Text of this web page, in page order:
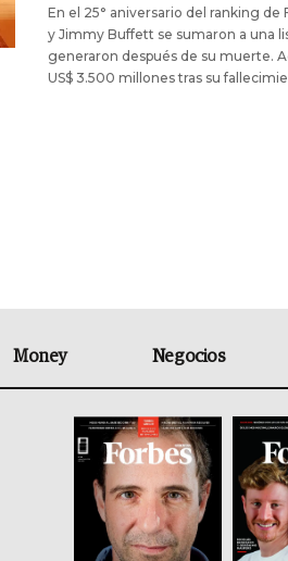
En el 25° aniversario del ranking de
y Jimmy Buffett se sumaron a una
generaron después de su muerte.
US$ 3.500 millones tras su
Money Negocios